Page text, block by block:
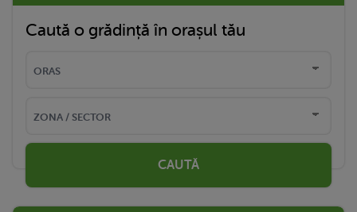
Caută o grădință în orașul tău
CAUTĂ